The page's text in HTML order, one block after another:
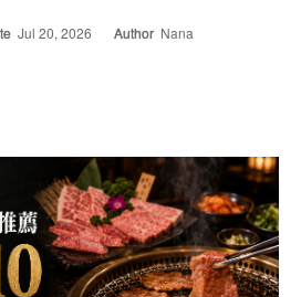
Jul 20, 2026 Author Nana